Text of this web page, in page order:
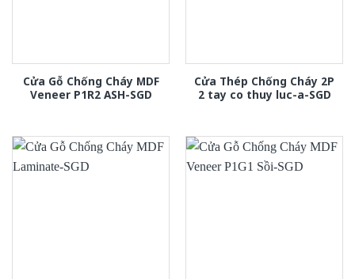
Cửa Gỗ Chống Cháy MDF
Veneer P1R2 ASH-SGD
Cửa Thép Chống Cháy 2P
2 tay co thuy luc-a-SGD